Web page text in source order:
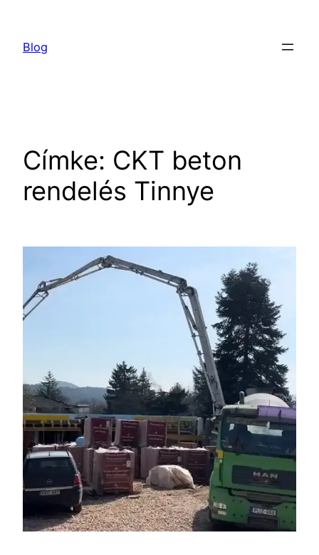
tartalomhoz
Blog
Címke: CKT beton
rendelés Tinnye